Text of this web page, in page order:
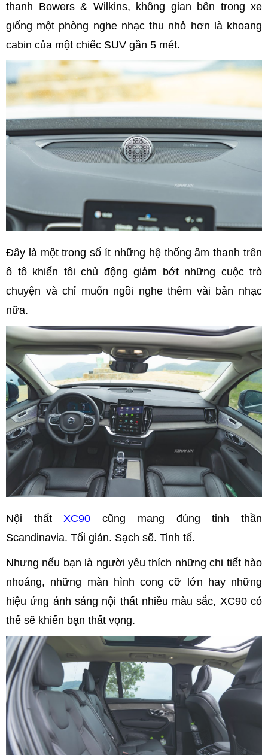
thanh Bowers & Wilkins, không gian bên trong xe
giống một phòng nghe nhạc thu nhỏ hơn là khoang
cabin của một chiếc SUV gần 5 mét.
Đây là một trong số ít những hệ thống âm thanh trên
ô tô khiến tôi chủ động giảm bớt những cuộc trò
chuyện và chỉ muốn ngồi nghe thêm vài bản nhạc
nữa.
Nội thất XC90cũng mang đúng tinh thần
Scandinavia. Tối giản. Sạch sẽ. Tinh tế.
Nhưng nếu bạn là người yêu thích những chi tiết hào
nhoáng, những màn hình cong cỡ lớn hay những
hiệu ứng ánh sáng nội thất nhiều màu sắc, XC90 có
thể sẽ khiến bạn thất vọng.